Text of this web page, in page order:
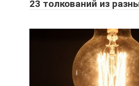
23 толкований из